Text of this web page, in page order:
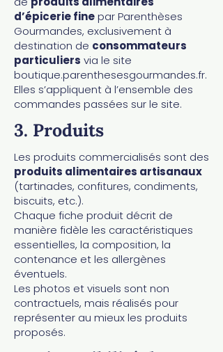
d’épicerie finepar Parenthèses
Gourmandes, exclusivement à
destination de consommateurs
particuliers via le site
boutique.parenthesesgourmandes.fr.
Elles s’appliquent à l’ensemble des
commandes passées sur le site.
3. Produits
Les produits commercialisés sont des
produits alimentaires artisanaux
(tartinades, confitures, condiments,
biscuits, etc.).
Chaque fiche produit décrit de
manière fidèle les caractéristiques
essentielles, la composition, la
contenance et les allergènes
éventuels.
Les photos et visuels sont non
contractuels, mais réalisés pour
représenter au mieux les produits
proposés.